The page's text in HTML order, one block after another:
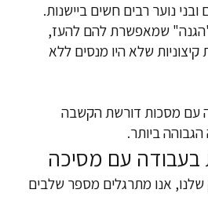
ובני נוער רבים חשים ביישנות.
שמאפשרת להם להעז,
קיצוניות שלא היו מנסים ללא
עם מסכות דורשת הקשבה
הגבוהה ביותר.
בעבודה עם מסיכה
אנו מתרגלים מספר שלבים